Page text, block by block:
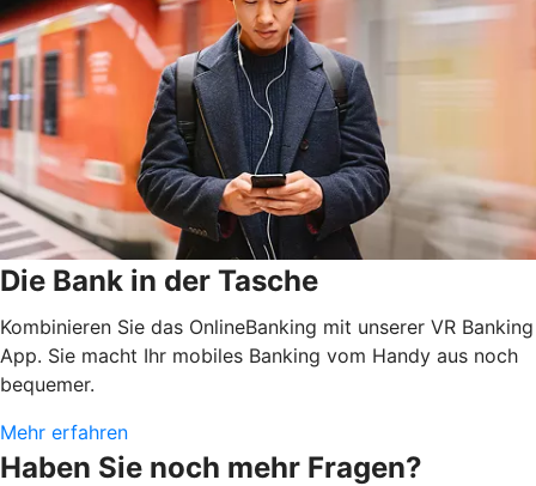
Die Bank in der Tasche
Kombinieren Sie das OnlineBanking mit unserer VR Banking
App. Sie macht Ihr mobiles Banking vom Handy aus noch
bequemer.
Mehr erfahren
Haben Sie noch mehr Fragen?